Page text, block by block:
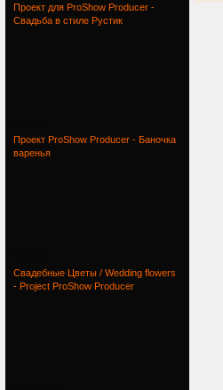
Проект для ProShow Producer -
Свадьба в стиле Рустик
Проект ProShow Producer - Баночка
варенья
Свадебные Цветы / Wedding flowers
- Project ProShow Producer